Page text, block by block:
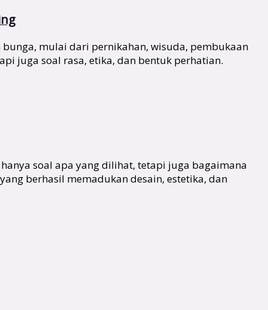
mulai dari pernikahan, wisuda, pembukaan
juga soal rasa, etika, dan bentuk perhatian.
soal apa yang dilihat, tetapi juga bagaimana
berhasil memadukan desain, estetika, dan